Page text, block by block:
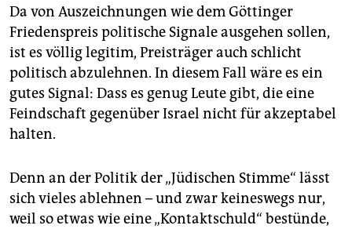
Da von Auszeichnungen wie dem Göttinger
Friedenspreis politische Signale ausgehen sollen,
ist es völlig legitim, Preisträger auch schlicht
politisch abzulehnen. In diesem Fall wäre es ein
gutes Signal: Dass es genug Leute gibt, die eine
Feindschaft gegenüber Israel nicht für akzeptabel
halten.
Denn an der Politik der „Jüdischen Stimme“ lässt
sich vieles ablehnen – und zwar keineswegs nur,
weil so etwas wie eine „Kontaktschuld“ bestünde,